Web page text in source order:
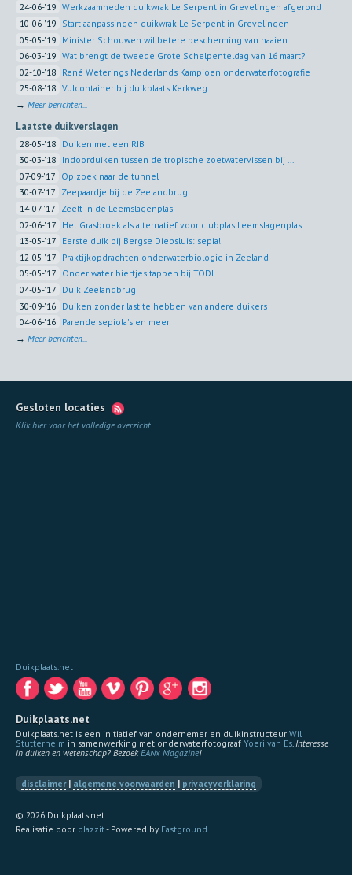
24-06-'19 Werkzaamheden duikwrak Le Serpent in Grevelingen afgerond
10-06-'19 Start aanpassingen duikwrak Le Serpent in Grevelingen
05-05-'19 Minister Schouwen wil betere bescherming van haaien
06-03-'19 Wat brengt de tweede Grote Schelpenteldag van 16 maart?
02-10-'18 René Weterings Nederlands Kampioen onderwaterfotografie
25-08-'18 Vulcontainer bij duikplaats Kerkweg
→ Meer berichten...
Laatste duikverslagen
28-05-'18 Duiken met een RIB
30-03-'18 Indoorduiken tussen de tropische zoetwatervissen bij ...
07-09-'17 Op zoek naar de tunnel
30-07-'17 Zeepaardje bij de Zeelandbrug
14-07-'17 Zeelt in de Leemslagenplas
02-06-'17 Het Grasbroek als alternatief voor clubplas Leemslagenplas
13-05-'17 Eerste duik bij Bergse Diepsluis: sepia!
12-05-'17 Praktijkopdrachten onderwaterbiologie in Zeeland
05-05-'17 Onder water biertjes tappen bij TODI
04-05-'17 Duik Zeelandbrug
30-09-'16 Duiken zonder last te hebben van andere duikers
04-06-'16 Parende sepiola's en meer
→ Meer berichten...
Gesloten locaties
Klik hier voor het volledige overzicht
Duikplaats.net
Duikplaats.net
Duikplaats.net is een initiatief van ondernemer en duikinstructeur Wil
Stutterheim in samenwerking met onderwaterfotograaf Yoeri van Es Interesse
in duiken en wetenschap? BezoekEANx Magazine!
disclaimer| algemene voorwaarden | privacyverklaring
© 2026 Duikplaats.net
Realisatie door dJazzit- Powered by Eastground